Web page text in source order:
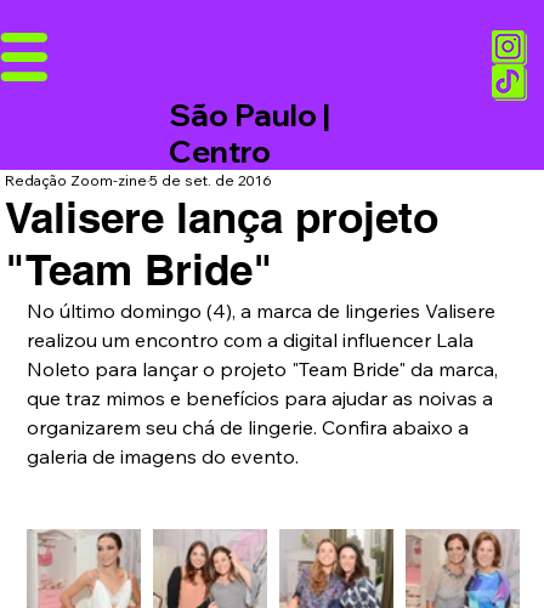
São Paulo |
Centro
Valisere lança projeto
"Team Bride"
Redação Zoom-zine5 de set. de 2016
No último domingo (4), a marca de lingeries Valisere
realizou um encontro com a digital influencer Lala
Noleto para lançar o projeto "Team Bride" da marca,
que traz mimos e benefícios para ajudar as noivas a
organizarem seu chá de lingerie. Confira abaixo a
galeria de imagens do evento.